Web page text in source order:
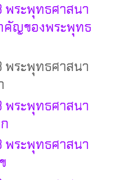
พระพุทธศาสนา
คัญของพระพุทธ
พระพุทธศาสนา
พระพุทธศาสนา
พระพุทธศาสนา